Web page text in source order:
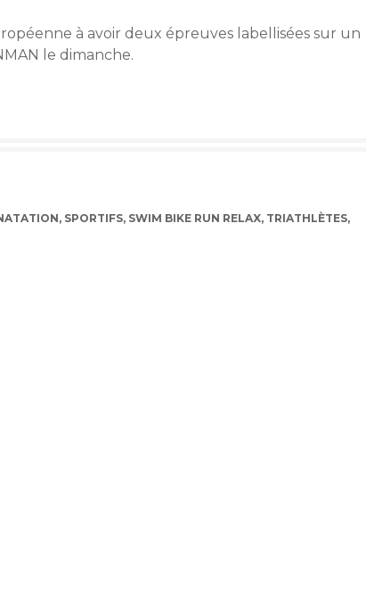
à avoir deux épreuves labellisées sur un
le dimanche.
, SPORTIFS, SWIM BIKE RUN RELAX, TRIATHLÈTES,